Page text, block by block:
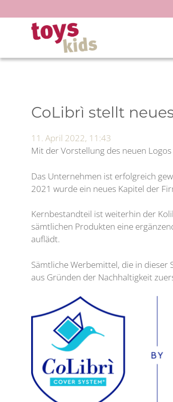
Inhalt
springen
CoLibrì stellt
11. April 2022, 11:43
Mit der Vorstellung des neuen
Das Unternehmen ist erfolgreich
2021 wurde ein neues Kapitel der
Kernbestandteil ist weiterhin der
sämtlichen Produkten eine
auflädt.
Sämtliche Werbemittel, die in dieser
aus Gründen der Nachhaltigkeit